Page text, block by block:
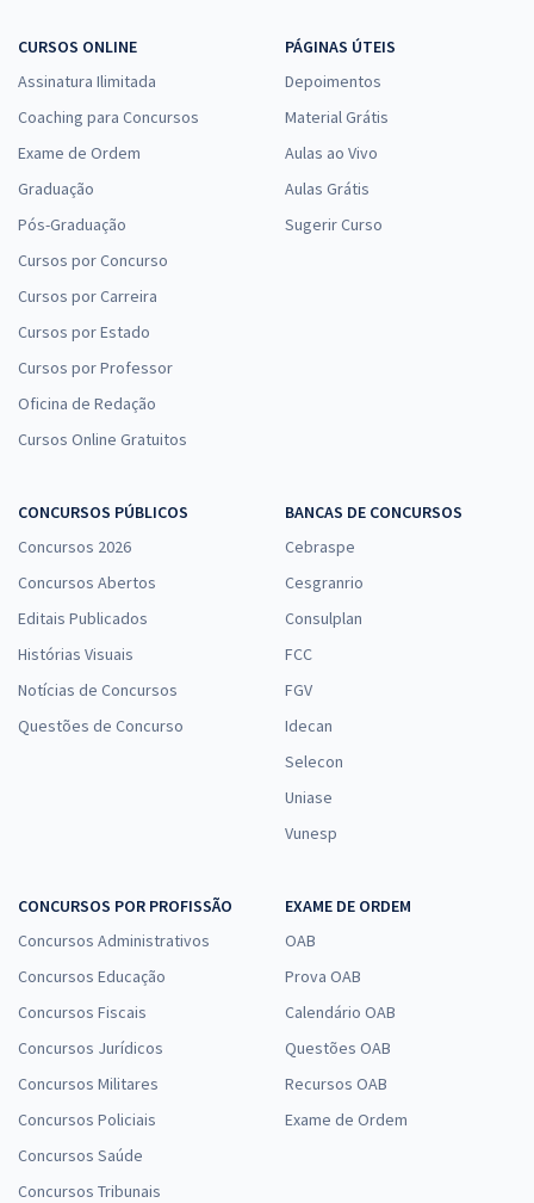
CURSOS ONLINE
Assinatura Ilimitada
Coaching para Concursos
Exame de Ordem
Graduação
Pós-Graduação
Cursos por Concurso
Cursos por Carreira
Cursos por Estado
Cursos por Professor
Oficina de Redação
Cursos Online Gratuitos
PÁGINAS ÚTEIS
Depoimentos
Material Grátis
Aulas ao Vivo
Aulas Grátis
Sugerir Curso
CONCURSOS PÚBLICOS
Concursos 2026
Concursos Abertos
Editais Publicados
Histórias Visuais
Notícias de Concursos
Questões de Concurso
BANCAS DE CONCURSOS
Cebraspe
Cesgranrio
Consulplan
FCC
FGV
Idecan
Selecon
Uniase
Vunesp
CONCURSOS POR PROFISSÃO
Concursos Administrativos
Concursos Educação
Concursos Fiscais
Concursos Jurídicos
Concursos Militares
Concursos Policiais
Concursos Saúde
Concursos Tribunais
EXAME DE ORDEM
OAB
Prova OAB
Calendário OAB
Questões OAB
Recursos OAB
Exame de Ordem